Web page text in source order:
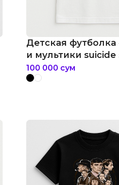
Детская
и мультики suicide
100 000 сум